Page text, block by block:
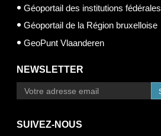
Géoportail des institutions fédérales
Géoportail de la Région bruxelloise
GeoPunt Vlaanderen
NEWSLETTER
SUIVEZ-NOUS